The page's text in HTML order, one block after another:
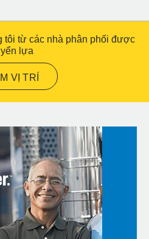
tôi từ các nhà phân phối được
lựa
VỊ TRÍ